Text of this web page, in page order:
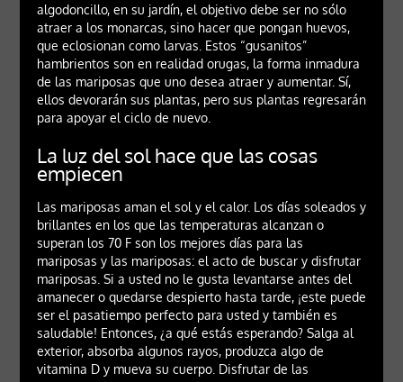
algodoncillo, en su jardín, el objetivo debe ser no sólo
atraer a los monarcas, sino hacer que pongan huevos,
que eclosionan como larvas. Estos “gusanitos”
hambrientos son en realidad orugas, la forma inmadura
de las mariposas que uno desea atraer y aumentar. Sí,
ellos devorarán sus plantas, pero sus plantas regresarán
para apoyar el ciclo de nuevo.
La luz del sol hace que las cosas
empiecen
Las mariposas aman el sol y el calor. Los días soleados y
brillantes en los que las temperaturas alcanzan o
superan los 70 F son los mejores días para las
mariposas y las mariposas: el acto de buscar y disfrutar
mariposas. Si a usted no le gusta levantarse antes del
amanecer o quedarse despierto hasta tarde, ¡este puede
ser el pasatiempo perfecto para usted y también es
saludable! Entonces, ¿a qué estás esperando? Salga al
exterior, absorba algunos rayos, produzca algo de
vitamina D y mueva su cuerpo. Disfrutar de las